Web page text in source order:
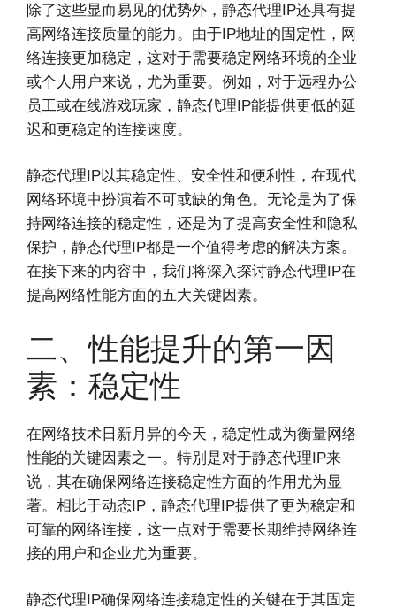
除了这些显而易见的优势外，静态代理IP还具有提
高网络连接质量的能力。由于IP地址的固定性，网
络连接更加稳定，这对于需要稳定网络环境的企业
或个人用户来说，尤为重要。例如，对于远程办公
员工或在线游戏玩家，静态代理IP能提供更低的延
迟和更稳定的连接速度。
静态代理IP以其稳定性、安全性和便利性，在现代
网络环境中扮演着不可或缺的角色。无论是为了保
持网络连接的稳定性，还是为了提高安全性和隐私
保护，静态代理IP都是一个值得考虑的解决方案。
在接下来的内容中，我们将深入探讨静态代理IP在
提高网络性能方面的五大关键因素。
二、性能提升的第一因
素：稳定性
在网络技术日新月异的今天，稳定性成为衡量网络
性能的关键因素之一。特别是对于静态代理IP来
说，其在确保网络连接稳定性方面的作用尤为显
著。相比于动态IP，静态代理IP提供了更为稳定和
可靠的网络连接，这一点对于需要长期维持网络连
接的用户和企业尤为重要。
静态代理IP确保网络连接稳定性的关键在于其固定